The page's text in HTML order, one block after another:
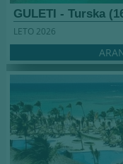
GULETI - Turska
LETO 2026